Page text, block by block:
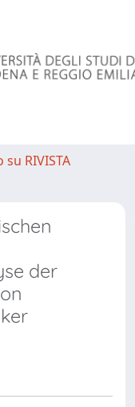
RIVISTA
der